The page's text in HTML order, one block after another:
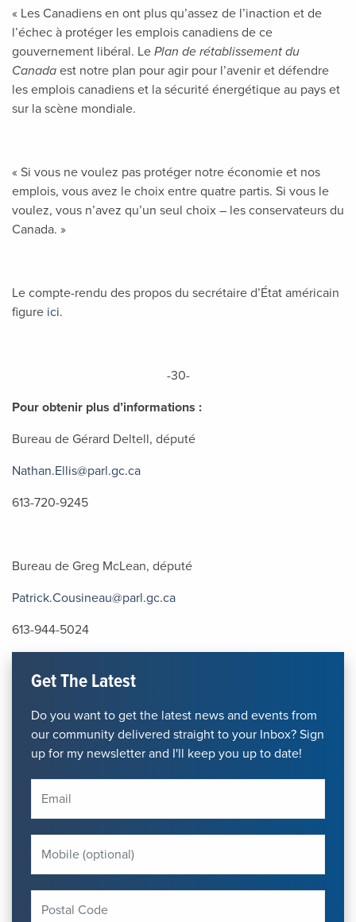
« Les Canadiens en ont plus qu’assez de l’inaction et de
l’échec à protéger les emplois canadiens de ce
gouvernement libéral. Le Plan de rétablissement du
Canada est notre plan pour agir pour l’avenir et défendre
les emplois canadiens et la sécurité énergétique au pays et
sur la scène mondiale.
« Si vous ne voulez pas protéger notre économie et nos
emplois, vous avez le choix entre quatre partis. Si vous le
voulez, vous n’avez qu’un seul choix – les conservateurs du
Canada. »
Le compte-rendu des propos du secrétaire d’État américain
figure ici.
-30-
Pour obtenir plus d’informations :
Bureau de Gérard Deltell, député
Nathan.Ellis@parl.gc.ca
613-720-9245
Bureau de Greg McLean, député
Patrick.Cousineau@parl.gc.ca
613-944-5024
Get The Latest
Do you want to get the latest news and events from
our community delivered straight to your Inbox? Sign
up for my newsletter and I'll keep you up to date!